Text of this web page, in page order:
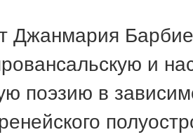
Джанмария
и
поэзию в